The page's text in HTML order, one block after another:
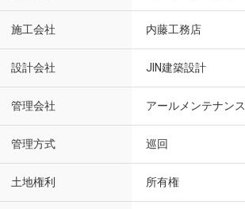
施工会社 内藤工務店
設計会社 JIN建築設計
管理会社 アールメンテナンス
管理方式 巡回
土地権利 所有権